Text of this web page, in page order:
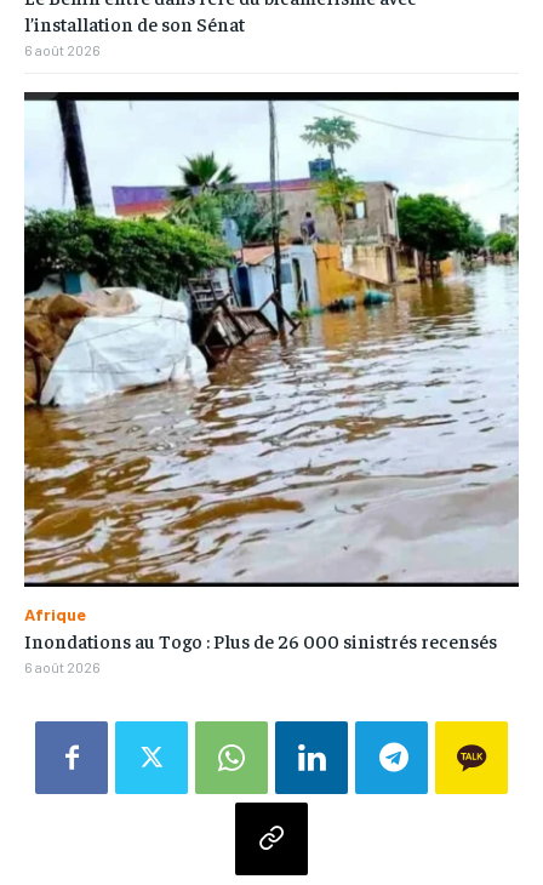
l’installation de son Sénat
6 août 2026
Afrique
Inondations au Togo : Plus de 26 000 sinistrés recensés
6 août 2026